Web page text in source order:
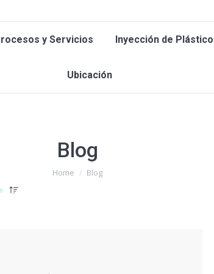
y Servicios Inyección de Plástico
Ubicación
Blog
You are here:
Home Blog